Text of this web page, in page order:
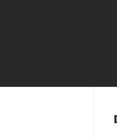
Les
Notre
Nos